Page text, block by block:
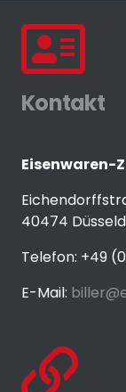
Kontakt
Eisenwaren-
40474
Telefon: +49
E-Mail: